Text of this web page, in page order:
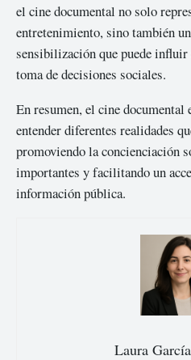
el cine documental no solo
entretenimiento, sino también
sensibilización que puede
toma de decisiones sociales.
En resumen, el cine
entender diferentes realidades
promoviendo la concienciación
importantes y facilitando un
información pública.
Laura